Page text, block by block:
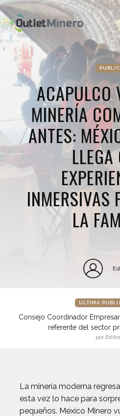
PUBLIC
ACAPULCO
MINERÍA
ANTES:
INMERSIVAS
LA
ÚLTIMA
Consejo Coordinador
referente del sector
por
La minería moderna
esta vez lo hace para
pequeños. México Minero